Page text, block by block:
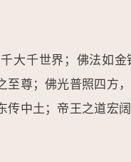
大千世界；佛法如
尊；佛光普照四方
中土；帝王之道宏